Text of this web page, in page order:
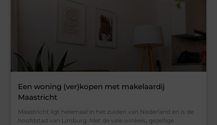
Een woning (ver)kopen met makelaardij
Maastricht
Maastricht ligt helemaal in het zuiden van Nederland en is de
hoofdstad van Limburg. Met de vele winkels, gezellige